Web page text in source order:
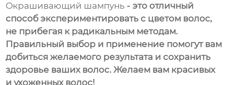
Окрашивающий шампунь - это отличный
способ экспериментировать с цветом волос,
не прибегая к радикальным методам.
Правильный выбор и применение помогут вам
добиться желаемого результата и сохранить
здоровье ваших волос. Желаем вам красивых
и ухоженных волос!